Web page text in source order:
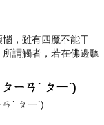
，雖有四魔不能干
謂觸者，若在佛邊聽
ㄧㄢˊ ㄆ一ˊ)
ˊ ㄆ一ˊ)